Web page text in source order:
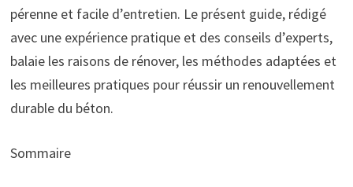
pérenne et facile d’entretien. Le présent guide, rédigé
avec une expérience pratique et des conseils d’experts,
balaie les raisons de rénover, les méthodes adaptées et
les meilleures pratiques pour réussir un renouvellement
durable du béton.
Sommaire